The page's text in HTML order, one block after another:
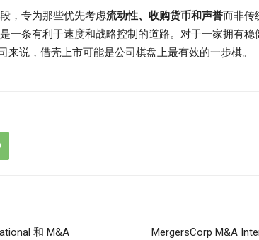
，专为那些优先考虑流动性、收购货币和声誉而非传
一条有利于速度和战略控制的道路。对于一家拥有
来说，借壳上市可能是公司棋盘上最有效的一步棋。
和 M&A
MergersCorp M&A